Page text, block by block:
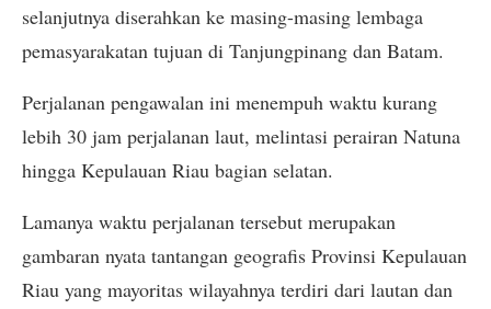
selanjutnya diserahkan ke masing-masing lembaga
pemasyarakatan tujuan di Tanjungpinang dan Batam.
Perjalanan pengawalan ini menempuh waktu kurang
lebih 30 jam perjalanan laut, melintasi perairan Natuna
hingga Kepulauan Riau bagian selatan.
Lamanya waktu perjalanan tersebut merupakan
gambaran nyata tantangan geografis Provinsi Kepulauan
Riau yang mayoritas wilayahnya terdiri dari lautan dan